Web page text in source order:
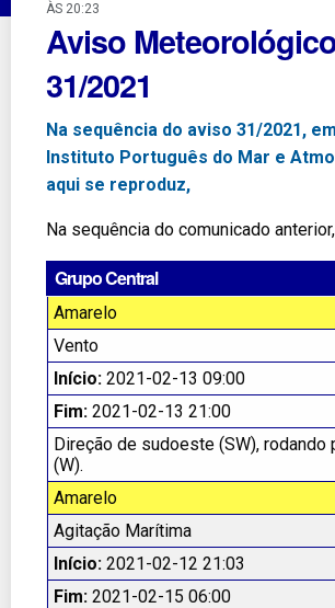
ÀS 20:23
Aviso
31/2021
Na sequência do aviso 31/2021,
Instituto Português do Mar e
aqui se reproduz,
Na sequência do comunicado
Grupo Central
Amarelo
Vento
Início: 2021-02-13 09:00
Fim: 2021-02-13 21:00
Direção de sudoeste (SW), rodando
(W).
Amarelo
Agitação Marítima
Início: 2021-02-12 21:03
Fim: 2021-02-15 06:00